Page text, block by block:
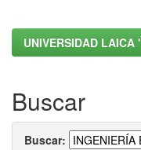
UNIVERSIDAD
Buscar
Buscar: